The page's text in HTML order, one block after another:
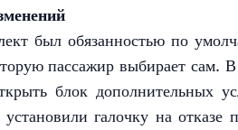
был обязанностью по
пассажир выбирает сам.
блок дополнительных
установили галочку на